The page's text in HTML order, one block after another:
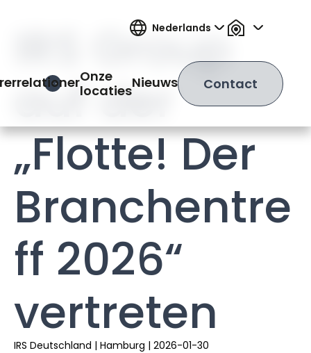
Nederlands
Open Hamburger Menu
Onze
locatiesNieuws Contact
IRS Group
auf der
„Flotte! Der
Branchentre
ff 2026“
vertreten
IRS Deutschland | Hamburg | 2026-01-30